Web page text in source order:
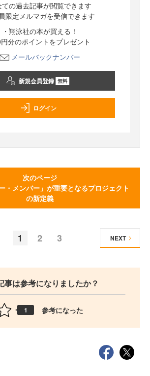
ての過去記事が閲覧できます
限定メルマガを受信できます
・翔泳社の本が買える！
分のポイントをプレゼント
メールバックナンバー
新規会員登録 無料
ログイン
次のページ
・メンバー」が重要となるプロジェクト
の新定義
1 2 3 NEXT
事は参考になりましたか？
1 参考になった